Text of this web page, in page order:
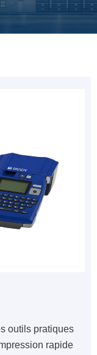
outils pratiques
rapide